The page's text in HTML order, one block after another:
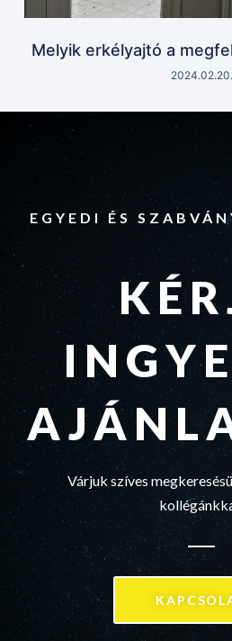
Melyik erkélyajtó a
2024.02.20.
EGYEDI ÉS
Várjuk szíves